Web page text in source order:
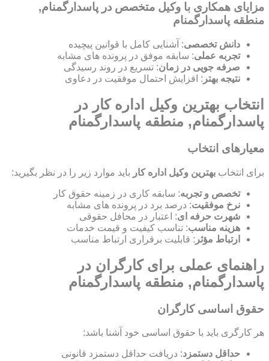
مزایای همکاری با وکیل متخصص در پاسدارگمنام,
منطقه پاسدارگمنام
دانش تخصصی: آشنایی کامل با قوانین پیچیده
تجربه عملی: سابقه موفق در پرونده های مشابه
صرفه جویی در زمان: تسریع در روند رسیدگی
نتیجه بهتر : افزایش احتمال موفقیت در دعاوی
انتخاب بهترین وکیل اداره کار در
پاسدارگمنام, منطقه پاسدارگمنام
معیارهای انتخاب
برای انتخاب بهترین وکیل اداره کار باید موارد زیر را در نظر بگیرید:
تخصص و تجربه: سابقه کاری در زمینه حقوق کار
نرخ موفقیت: درصد برد در پرونده های مشابه
شهرت حرفه ای: اعتبار در محافل حقوقی
هزینه مناسب: تناسب کیفیت و قیمت خدمات
ارتباط مؤثر : قابلیت برقراری ارتباط مناسب
راهنمای عملی برای کارگران در
پاسدارگمنام, منطقه پاسدارگمنام
حقوق اساسی کارگران
هر کارگری باید با حقوق اساسی خود آشنا باشد:
حداقل دستمزد: دریافت حداقل دستمزد قانونی